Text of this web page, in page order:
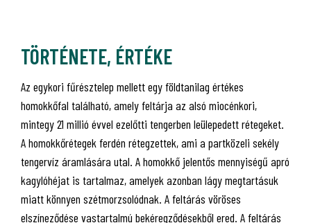
TÖRTÉNETE, ÉRTÉKE
Az egykori fűrésztelep mellett egy földtanilag értékes
homokkőfal található, amely feltárja az alsó miocénkori,
mintegy 21 millió évvel ezelőtti tengerben leülepedett rétegeket.
A homokkőrétegek ferdén rétegzettek, ami a partközeli sekély
tengervíz áramlására utal. A homokkő jelentős mennyiségű apró
kagylóhéjat is tartalmaz, amelyek azonban lágy megtartásuk
miatt könnyen szétmorzsolódnak. A feltárás vöröses
elszíneződése vastartalmú bekéregződésekből ered. A feltárás